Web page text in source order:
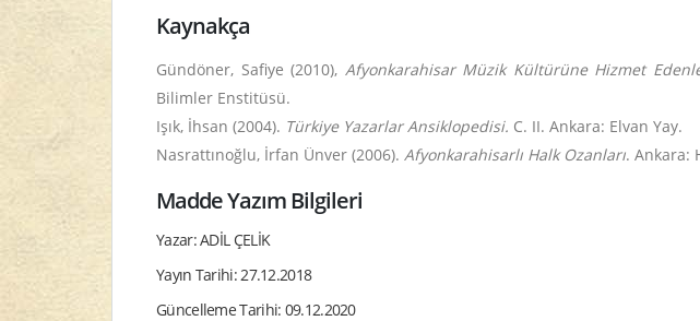
Kaynakça
Gündöner, Safiye (2010), Afyonkarahisar Müzik Kültürüne Hizmet
Bilimler Enstitüsü.
Işık, İhsan (2004). Türkiye Yazarlar Ansiklopedisi. C. II. Ankara: Elvan Yay.
Nasrattınoğlu, İrfan Ünver (2006). Afyonkarahisarlı Halk Ozanları. Ankara:
Madde Yazım Bilgileri
Yazar: ADİL ÇELİK
Yayın Tarihi: 27.12.2018
Güncelleme Tarihi: 09.12.2020